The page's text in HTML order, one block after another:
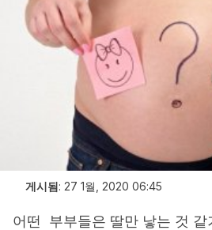
게시됨: 27 1월, 2020 06:45
어떤 부부들은 딸만 낳는 것 같